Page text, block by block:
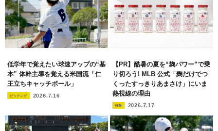
低学年で覚えたい球速アップの“基
本” 体幹主導を覚える米国流「仁
王立ちキャッチボール」
ピッチング 2026.7.16
【PR】酷暑の夏を“麹パワー”で乗
り切ろう! MLB 公式「麹だけでつ
くったすっきりあまさけ」にいま
熱視線の理由
特集 2026.7.17